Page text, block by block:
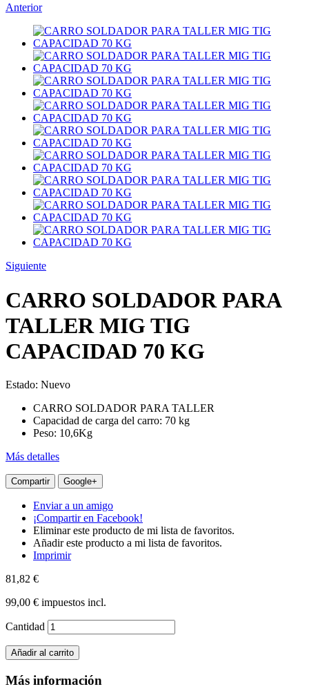
Anterior
Siguiente
CARRO SOLDADOR PARA
TALLER MIG TIG
CAPACIDAD 70 KG
Estado: Nuevo
CARRO SOLDADOR PARA TALLER
Capacidad de carga del carro: 70 kg
Peso: 10,6Kg
Más detalles
Compartir Google+
Enviar a un amigo
¡Compartir en Facebook!
Eliminar este producto de mi lista de favoritos.
Añadir este producto a mi lista de favoritos.
Imprimir
81,82 €
99,00 € impuestos incl.
Cantidad
Añadir al carrito
Más información